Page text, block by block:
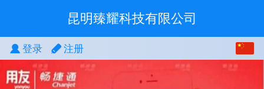
昆明臻耀科技有限公司
登录 注册